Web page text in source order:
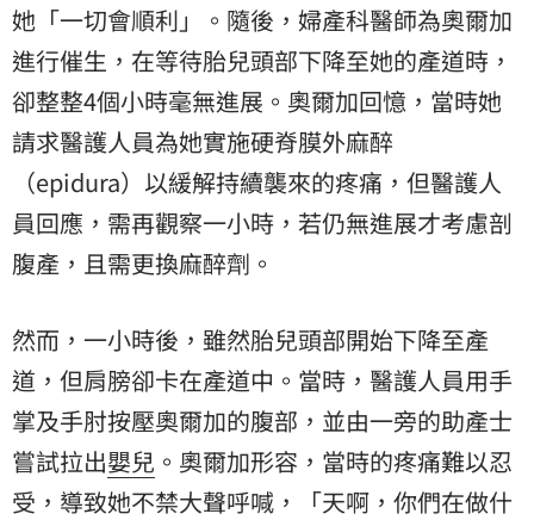
她「一切會順利」。隨後，婦產科醫師為奧爾加
進行催生，在等待胎兒頭部下降至她的產道時，
卻整整4個小時毫無進展。奧爾加回憶，當時她
請求醫護人員為她實施硬脊膜外麻醉
（epidura）以緩解持續襲來的疼痛，但醫護人
員回應，需再觀察一小時，若仍無進展才考慮剖
腹產，且需更換麻醉劑。
然而，一小時後，雖然胎兒頭部開始下降至產
道，但肩膀卻卡在產道中。當時，醫護人員用手
掌及手肘按壓奧爾加的腹部，並由一旁的助產士
嘗試拉出嬰兒 。奧爾加形容，當時的疼痛難以忍
受，導致她不禁大聲呼喊，「天啊，你們在做什